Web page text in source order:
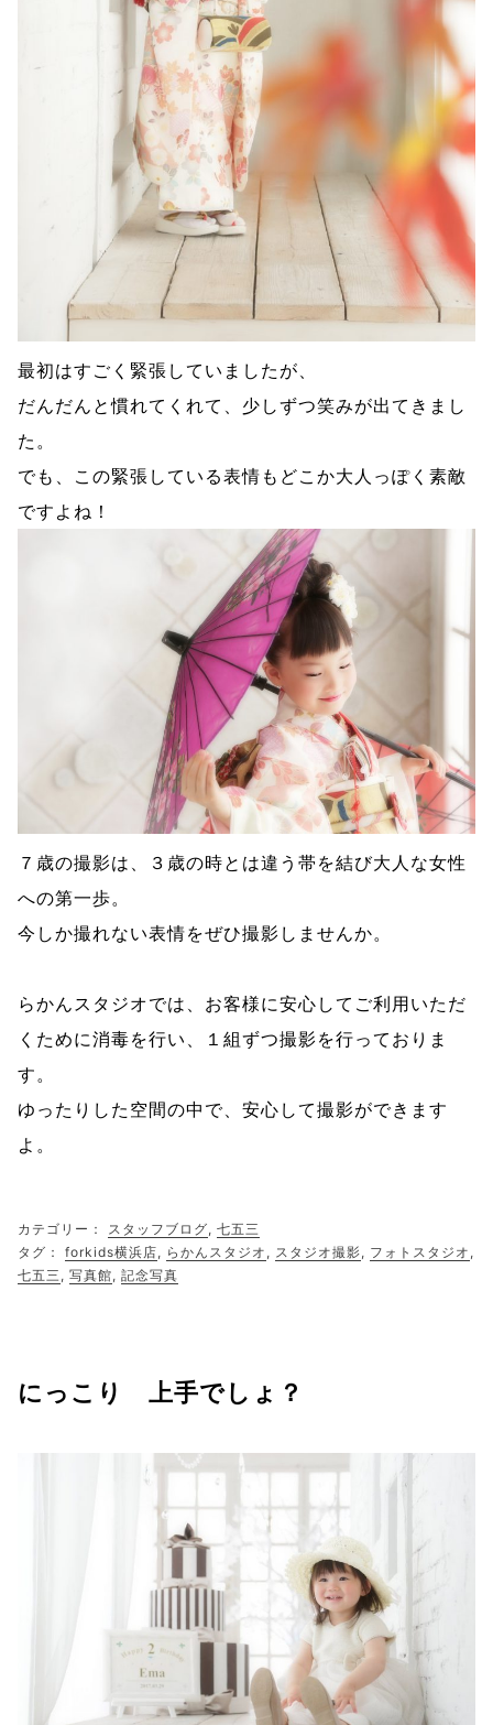
最初はすごく緊張していましたが、
だんだんと慣れてくれて、少しずつ笑みが出てきまし
た。
でも、この緊張している表情もどこか大人っぽく素敵
ですよね！
７歳の撮影は、３歳の時とは違う帯を結び大人な女性
への第一歩。
今しか撮れない表情をぜひ撮影しませんか。
らかんスタジオでは、お客様に安心してご利用いただ
くために消毒を行い、１組ずつ撮影を行っておりま
す。
ゆったりした空間の中で、安心して撮影ができます
よ。
カテゴリー： スタッフブログ, 七五三
タグ： forkids横浜店, らかんスタジオ , スタジオ撮影, フォトスタジオ ,
七五三 , 写真館, 記念写真
にっこり 上手でしょ？